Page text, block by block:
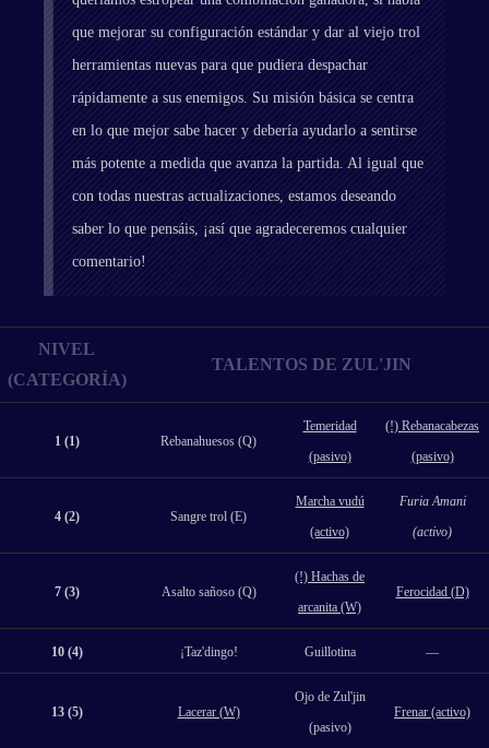
que mejorar su configuración estándar y dar al viejo trol
herramientas nuevas para que pudiera despachar
rápidamente a sus enemigos. Su misión básica se centra
en lo que mejor sabe hacer y debería ayudarlo a sentirse
más potente a medida que avanza la partida. Al igual que
con todas nuestras actualizaciones, estamos deseando
saber lo que pensáis, ¡así que agradeceremos cualquier
comentario!
NIVEL
(CATEGORÍA)
TALENTOS DE ZUL'JIN
1 (1) Rebanahuesos (Q)
Temeridad
(pasivo)
(!) Rebanacabezas
(pasivo)
4 (2) Sangre trol (E)
Marcha vudú
(activo)
Furia Amani
(activo)
7 (3) Asalto sañoso (Q)
(!) Hachas de
arcanita (W)
Ferocidad (D)
10 (4) ¡Taz'dingo! Guillotina —
13 (5) Lacerar (W)
Ojo de Zul'jin
(pasivo)
Frenar (activo)